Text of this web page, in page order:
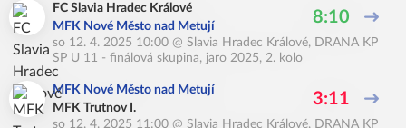
FC Slavia Hradec Králové
MFK Nové Město nad Metují
8:10
so 12. 4. 2025 10:00 @ Slavia Hradec Králové, DRANA KP
SP U 11 - finálová skupina, jaro 2025, 2. kolo
MFK Nové Město nad Metují
MFK Trutnov I.
3:11
so 12. 4. 2025 11:00 @ Slavia Hradec Králové, DRANA KP